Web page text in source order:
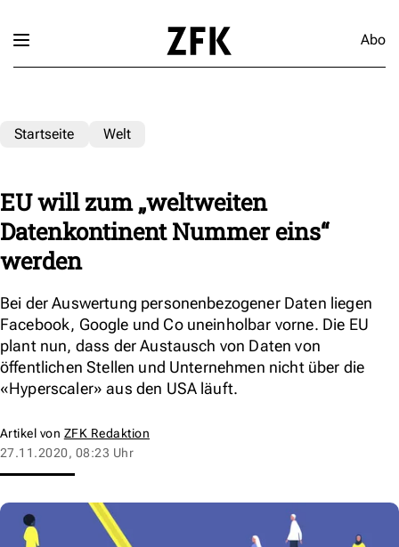
Abo
Startseite Welt
EU will zum „weltweiten
Datenkontinent Nummer eins“
werden
Bei der Auswertung personenbezogener Daten liegen
Facebook, Google und Co uneinholbar vorne. Die EU
plant nun, dass der Austausch von Daten von
öffentlichen Stellen und Unternehmen nicht über die
«Hyperscaler» aus den USA läuft.
Artikel von ZFK Redaktion
27.11.2020, 08:23 Uhr